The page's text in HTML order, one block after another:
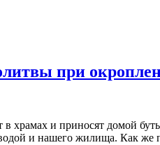
при
и приносят домой
и нашего жилища. Как